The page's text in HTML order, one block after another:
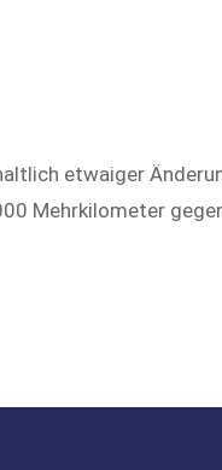
etwaiger
Mehrkilometer